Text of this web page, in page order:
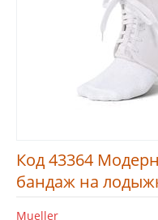
Код 43364
бандаж на
Mueller